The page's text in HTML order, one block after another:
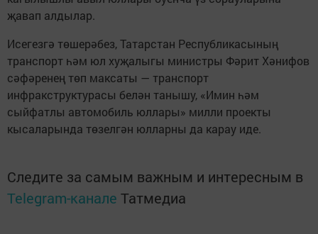
җавап алдылар.
Исегезгә төшерәбез, Татарстан Республикасының
транспорт һәм юл хуҗалыгы министры Фәрит Хәнифов
сәфәренең төп максаты — транспорт
инфракструктурасы белән танышу, «Имин һәм
сыйфатлы автомобиль юллары» милли проекты
кысаларында төзелгән юлларны да карау иде.
Следите за самым важным и интересным в
Telegram-канале Татмедиа